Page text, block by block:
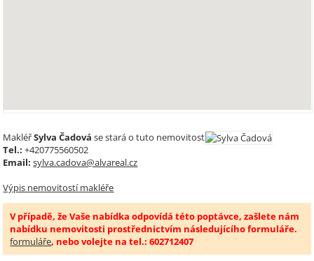
MakléřSylva Čadová se stará o tuto nemovitost
Tel.: +420775560502
Email: sylva.cadova@alvareal.cz
Výpis nemovitostí makléře
V případě, že Vaše nabídka odpovídá této poptávce, zašlete nám
nabídku nemovitosti prostřednictvím následujícího formuláře.
formuláře, nebo volejte na tel.: 602712407